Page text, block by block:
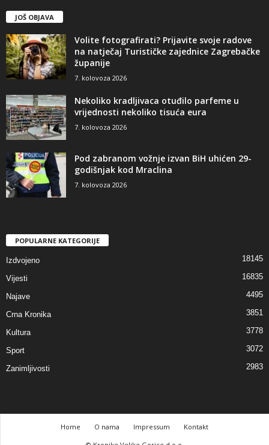
JOŠ OBJAVA
Volite fotografirati? Prijavite svoje radove
na natječaj Turističke zajednice Zagrebačke
županije
7. kolovoza 2026
Nekoliko kradljivaca otuđilo parfeme u
vrijednosti nekoliko tisuća eura
7. kolovoza 2026
Pod zabranom vožnje izvan BiH uhićen 29-
godišnjak kod Mraclina
7. kolovoza 2026
POPULARNE KATEGORIJE
Izdvojeno 18145
Vijesti 16835
Najave 4495
Crna Kronika 3851
Kultura 3778
Sport 3072
Zanimljivosti 2983
Home O nama Impressum
Kontakt